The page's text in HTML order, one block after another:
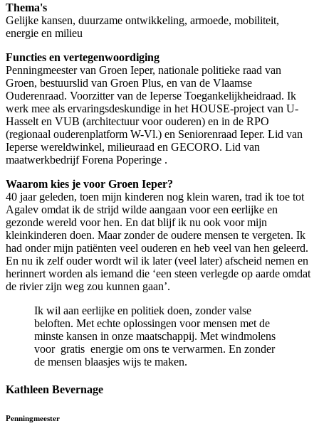
Thema's
Gelijke kansen, duurzame ontwikkeling, armoede, mobiliteit,
energie en milieu
Functies en vertegenwoordiging
Penningmeester van Groen Ieper, nationale politieke raad van
Groen, bestuurslid van Groen Plus, en van de Vlaamse
Ouderenraad. Voorzitter van de Ieperse Toegankelijkheidraad. Ik
werk mee als ervaringsdeskundige in het HOUSE-project van U-
Hasselt en VUB (architectuur voor ouderen) en in de RPO
(regionaal ouderenplatform W-Vl.) en Seniorenraad Ieper. Lid van
Ieperse wereldwinkel, milieuraad en GECORO. Lid van
maatwerkbedrijf Forena Poperinge .
Waarom kies je voor Groen Ieper?
40 jaar geleden, toen mijn kinderen nog klein waren, trad ik toe tot
Agalev omdat ik de strijd wilde aangaan voor een eerlijke en
gezonde wereld voor hen. En dat blijf ik nu ook voor mijn
kleinkinderen doen. Maar zonder de oudere mensen te vergeten. Ik
had onder mijn patiënten veel ouderen en heb veel van hen geleerd.
En nu ik zelf ouder wordt wil ik later (veel later) afscheid nemen en
herinnert worden als iemand die ‘een steen verlegde op aarde omdat
de rivier zijn weg zou kunnen gaan’.
Ik wil aan eerlijke en politiek doen, zonder valse
beloften. Met echte oplossingen voor mensen met de
minste kansen in onze maatschappij. Met windmolens
voor gratis energie om ons te verwarmen. En zonder
de mensen blaasjes wijs te maken.
Kathleen Bevernage
Penningmeester